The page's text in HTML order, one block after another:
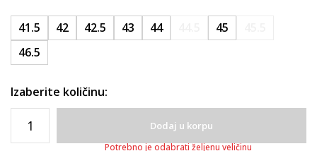
41.5 42 42.5 43 44 45
46.5
Izaberite količinu:
Dodaj u korpu
Potrebno je odabrati željenu veličinu